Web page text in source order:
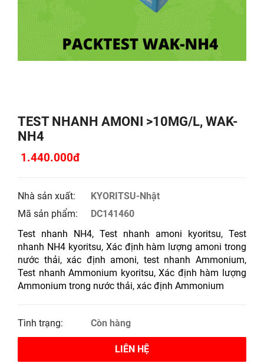
TEST NHANH AMONI >10MG/L, WAK-
NH4
1.440.000đ
Nhà sản xuất:
KYORITSU-Nhật
Mã sản phẩm:
DC141460
Test nhanh NH4, Test nhanh amoni kyoritsu, Test
nhanh NH4 kyoritsu, Xác định hàm lượng amoni trong
nước thải, xác định amoni, test nhanh Ammonium,
Test nhanh Ammonium kyoritsu, Xác định hàm lượng
Ammonium trong nước thải, xác định Ammonium
Tình trạng: Còn hàng
LIÊN HỆ